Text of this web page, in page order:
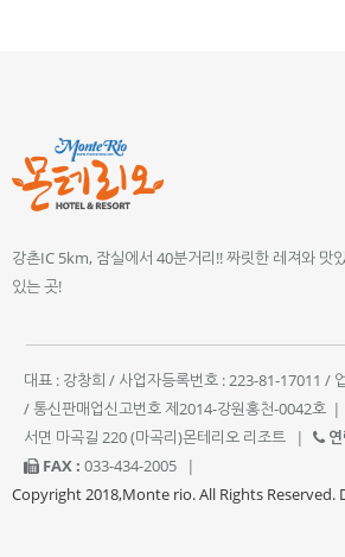
강촌IC 5km, 잠실에서 40분거리!! 짜릿한 레져와 맛
있는 곳!
대표 : 강창희 / 사업자등록번호 : 223-81-17011 /
/ 통신판매업신고번호 제2014-강원홍천-0042호 |
서면 마곡길 220 (마곡리)몬테리오 리조트
|
FAX : 033-434-2005
|
Copyright 2018,Monte rio. All Rights Reserved.